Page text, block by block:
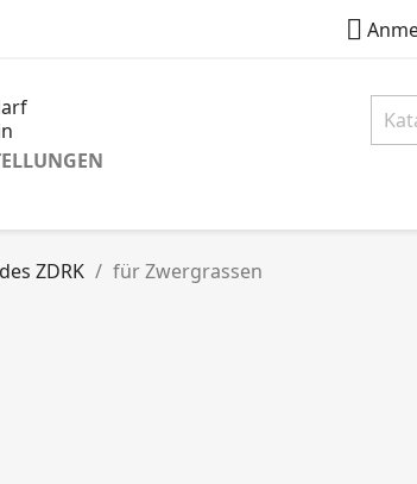

ZDRK für Zwergrassen